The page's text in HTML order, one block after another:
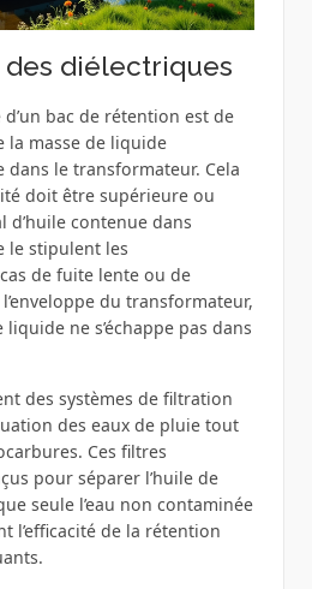
diélectriques
bac de rétention est de
la masse de liquide
le transformateur. Cela
doit être supérieure ou
d’huile contenue dans
le stipulent les
de fuite lente ou de
du transformateur,
ne s’échappe pas dans
des systèmes de filtration
des eaux de pluie tout
Ces filtres
pour séparer l’huile de
seule l’eau non contaminée
l’efficacité de la rétention